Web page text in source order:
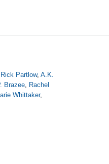
Rick Partlow, A.K.
Brazee,
Rachel
Whittaker,